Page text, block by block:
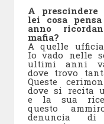
A
lei cosa
anno
mafia?
A quelle
Io vado nelle
ultimi anni
dove trovo
Queste
dove si recita
e la sua
questo
denuncia